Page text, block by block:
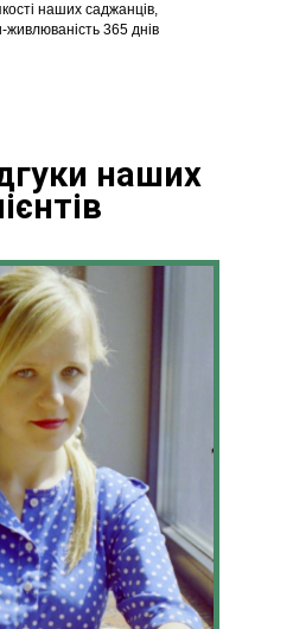
наших саджанців,
живлюваність 365 днів
наших